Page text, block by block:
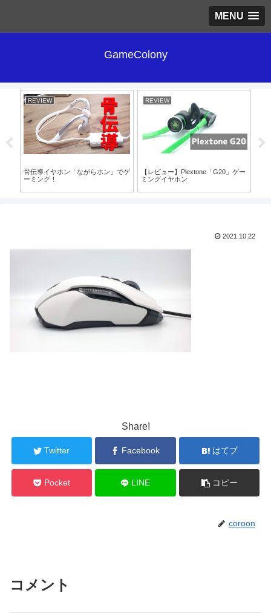
MENU
GameColony
REVIEW
骨伝導イヤホン「ながらホン」でゲ
ーミング！
REVIEW
【レビュー】Plextone「G20」ゲー
ミングイヤホン
2021.10.22
Share!
Twitter Facebook はてブ
Pocket LINE コピー
coroon
コメント